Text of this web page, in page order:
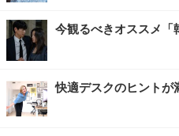
今観るべきオススメ「
快適デスクのヒント